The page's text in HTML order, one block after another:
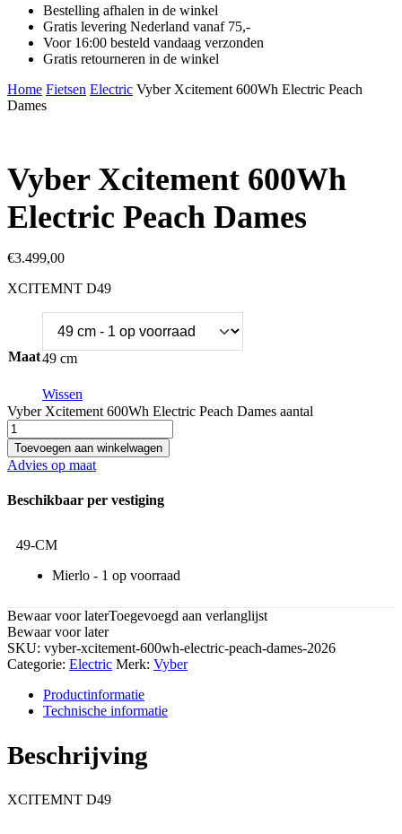
Bestelling afhalen in de winkel
Gratis levering Nederland vanaf 75,-
Voor 16:00 besteld vandaag verzonden
Gratis retourneren in de winkel
Home Fietsen Electric Vyber Xcitement 600Wh Electric Peach
Dames
Vyber Xcitement 600Wh
Electric Peach Dames
€3.499,00
XCITEMNT D49
Maat49 cm
Wissen
Vyber Xcitement 600Wh Electric Peach Dames aantal
Toevoegen aan winkelwagen
Advies op maat
Beschikbaar per vestiging
49-CM
Mierlo - 1
Bewaar voor laterToegevoegd aan verlanglijst
Bewaar voor later
SKU: vyber-xcitement-600wh-electric-peach-dames-2026
Categorie: Electric Merk: Vyber
Productinformatie
Technische informatie
Beschrijving
XCITEMNT D49